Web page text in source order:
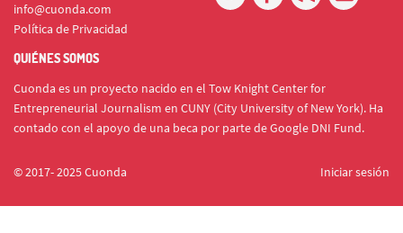
info@cuonda.com
Política de Privacidad
QUIÉNES SOMOS
Cuonda es un proyecto nacido en el Tow Knight Center for
Entrepreneurial Journalism en CUNY (City University of New York). Ha
contado con el apoyo de una beca por parte de Google DNI Fund.
© 2017- 2025 Cuonda Iniciar sesión